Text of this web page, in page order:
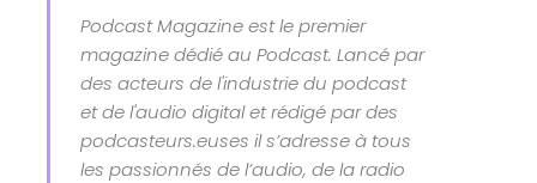
Podcast Magazine est le premier
magazine dédié au Podcast. Lancé par
des acteurs de l'industrie du podcast
et de l'audio digital et rédigé par des
podcasteurs.euses il s’adresse à tous
les passionnés de l’audio, de la radio